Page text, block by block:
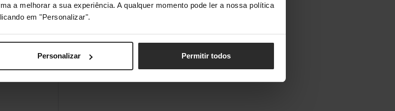
a melhorar a sua experiência. A qualquer momento pode ler a nossa política
em "Personalizar".
Personalizar Permitir todos